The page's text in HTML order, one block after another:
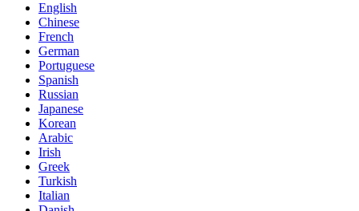
English
Chinese
French
German
Portuguese
Spanish
Russian
Japanese
Korean
Arabic
Irish
Greek
Turkish
Italian